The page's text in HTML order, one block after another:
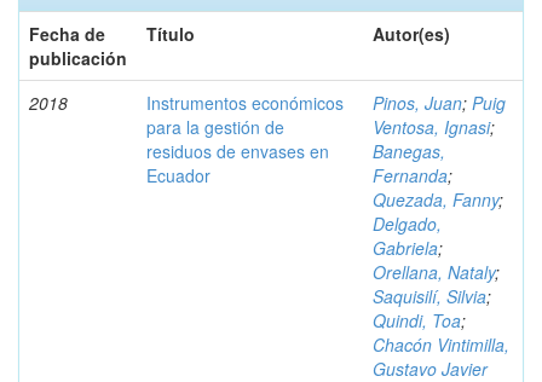
Fecha de
publicación
Título Autor(es)
2018
Instrumentos económicos
para la gestión de
residuos de envases en
Ecuador
Pinos, Juan; Puig
Ventosa, Ignasi;
Banegas,
Fernanda;
Quezada, Fanny;
Delgado,
Gabriela;
Orellana, Nataly;
Saquisilí, Silvia;
Quindi, Toa;
Chacón Vintimilla,
Gustavo Javier